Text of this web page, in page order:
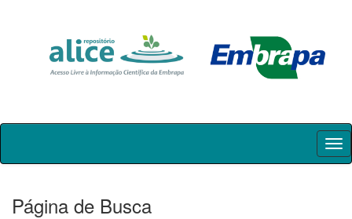
Skip
Página de Busca